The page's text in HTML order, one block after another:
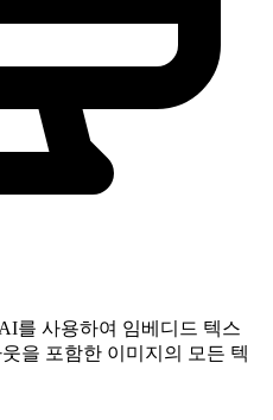
를 사용하여 임베디드 텍스
을 포함한 이미지의 모든 텍